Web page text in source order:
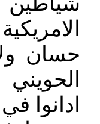
حسان
الحويني
ادانوا